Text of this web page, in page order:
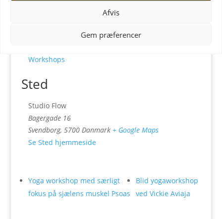
Afvis
Gem præferencer
Workshops
Sted
Studio Flow
Bagergade 16
Svendborg, 5700 Danmark + Google Maps
Se Sted hjemmeside
Yoga workshop med særligt
fokus på sjælens muskel Psoas
Blid yogaworkshop
ved Vickie Aviaja